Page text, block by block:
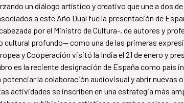
un diálogo artístico y creativo que une a dos
a este Año Dual fue la presentación de
por el Ministro de Cultura-, de autores y
profundo— como una de las primeras
y Cooperación visitó la India el 21 de enero y
es la reciente designación de España como país
la colaboración audiovisual y abrir nuevas
actividades se inscriben en una estrategia más